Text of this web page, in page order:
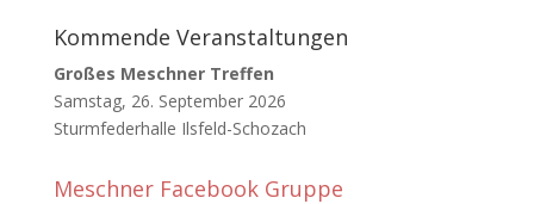
Kommende Veranstaltungen
Großes Meschner Treffen
Samstag, 26. September 2026
Sturmfederhalle Ilsfeld-Schozach
Meschner Facebook Gruppe